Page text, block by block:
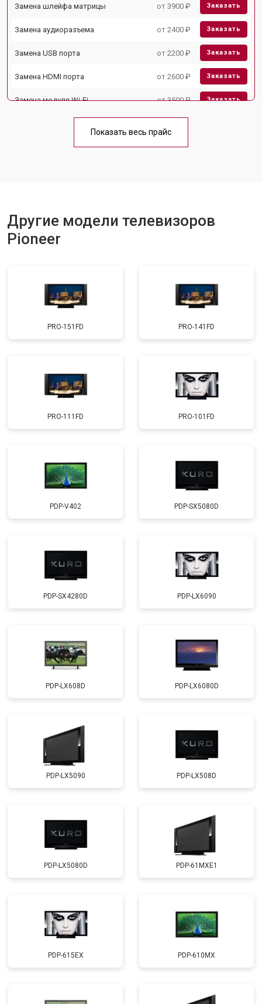
Замена шлейфа матрицы от 3900 ₽ Заказать
Замена аудиоразъема от 2400 ₽ Заказать
Замена USB порта от 2200 ₽ Заказать
Замена HDMI порта от 2600 ₽ Заказать
Замена модуля Wi-Fi от 3500 ₽ Заказать
Ремонт блока управления от 3100 ₽
Прошивка от 3900 ₽ Заказать
Замена трансформаторов
подсветки
Показать весь прайс
Другие модели телевизоров
Pioneer
PRO-151FD PRO-141FD
PRO-111FD PRO-101FD
PDP-V402 PDP-SX5080D
PDP-SX4280D PDP-LX6090
PDP-LX608D PDP-LX6080D
PDP-LX5090 PDP-LX508D
PDP-LX5080D PDP-61MXE1
PDP-615EX PDP-610MX